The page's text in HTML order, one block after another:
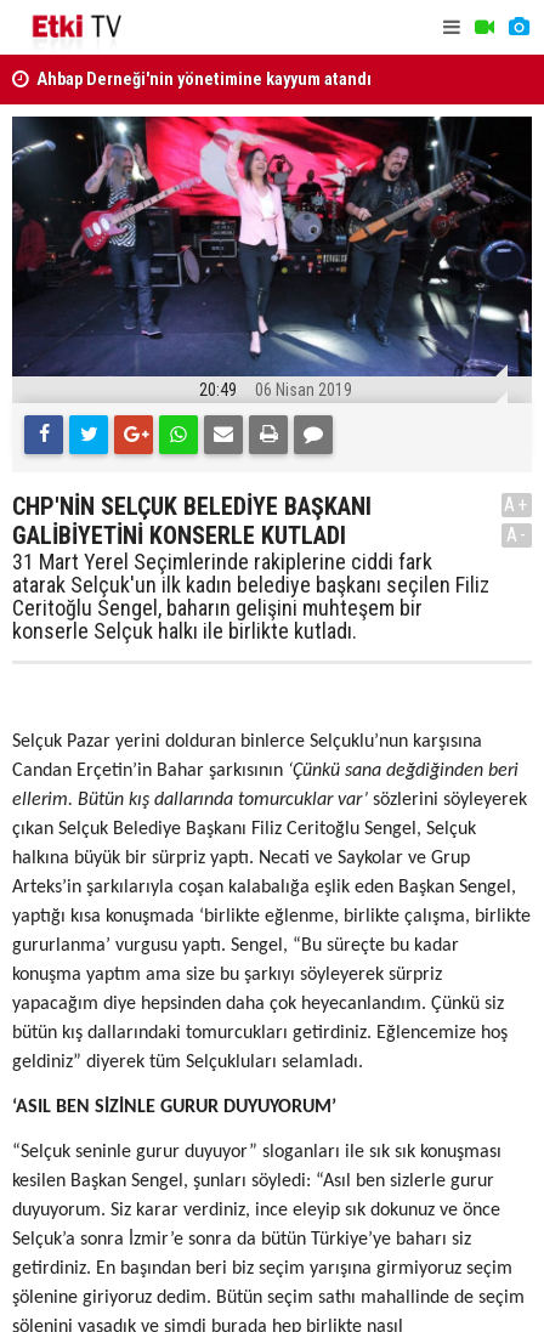
Ahbap Derneği'nin yönetimine kayyum atandı
Türkiye, Suudi Arabistan ve Pakistan'dan Mekke
Savunma Anlaşması
20:49 06 Nisan 2019
CHP'NİN SELÇUK BELEDİYE BAŞKANI
GALİBİYETİNİ KONSERLE KUTLADI
31 Mart Yerel Seçimlerinde rakiplerine ciddi fark
atarak Selçuk'un ilk kadın belediye başkanı seçilen Filiz
Ceritoğlu Sengel, baharın gelişini muhteşem bir
konserle Selçuk halkı ile birlikte kutladı.
A+
A-
Selçuk Pazar yerini dolduran binlerce Selçuklu’nun karşısına
Candan Erçetin’in Bahar şarkısının ‘Çünkü sana değdiğinden beri
ellerim. Bütün kış dallarında tomurcuklar var’ sözlerini söyleyerek
çıkan Selçuk Belediye Başkanı Filiz Ceritoğlu Sengel, Selçuk
halkına büyük bir sürpriz yaptı. Necati ve Saykolar ve Grup
Arteks’in şarkılarıyla coşan kalabalığa eşlik eden Başkan Sengel,
yaptığı kısa konuşmada ‘birlikte eğlenme, birlikte çalışma, birlikte
gururlanma’ vurgusu yaptı. Sengel, “Bu süreçte bu kadar
konuşma yaptım ama size bu şarkıyı söyleyerek sürpriz
yapacağım diye hepsinden daha çok heyecanlandım. Çünkü siz
bütün kış dallarındaki tomurcukları getirdiniz. Eğlencemize hoş
geldiniz” diyerek tüm Selçukluları selamladı.
‘ASIL BEN SİZİNLE GURUR DUYUYORUM’
“Selçuk seninle gurur duyuyor” sloganları ile sık sık konuşması
kesilen Başkan Sengel, şunları söyledi: “Asıl ben sizlerle gurur
duyuyorum. Siz karar verdiniz, ince eleyip sık dokunuz ve önce
Selçuk’a sonra İzmir’e sonra da bütün Türkiye’ye baharı siz
getirdiniz. En başından beri biz seçim yarışına girmiyoruz seçim
şölenine giriyoruz dedim. Bütün seçim sathı mahallinde de seçim
şölenini yaşadık ve şimdi burada hep birlikte nasıl